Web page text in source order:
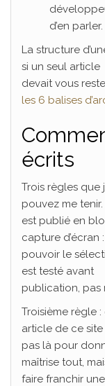
d’en parler.
La structure
si un seul article
devait vous
les 6 balises
écrits
Trois règles que
pouvez me
est publié en
capture d’écran
pouvoir le
est testé avant
publication, pas
Troisième règle
article de ce site
pas là pour
maîtrise tout,
faire franchir